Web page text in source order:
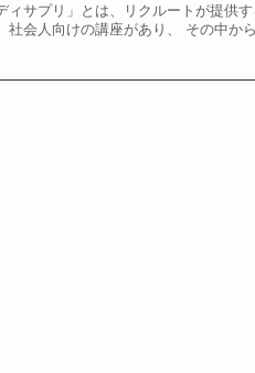
ィサプリ」とは、リクルートが提供
社会人向けの講座があり、 その中か